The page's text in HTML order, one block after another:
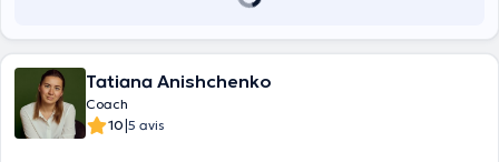
Tatiana Anishchenko
Coach
10|5 avis